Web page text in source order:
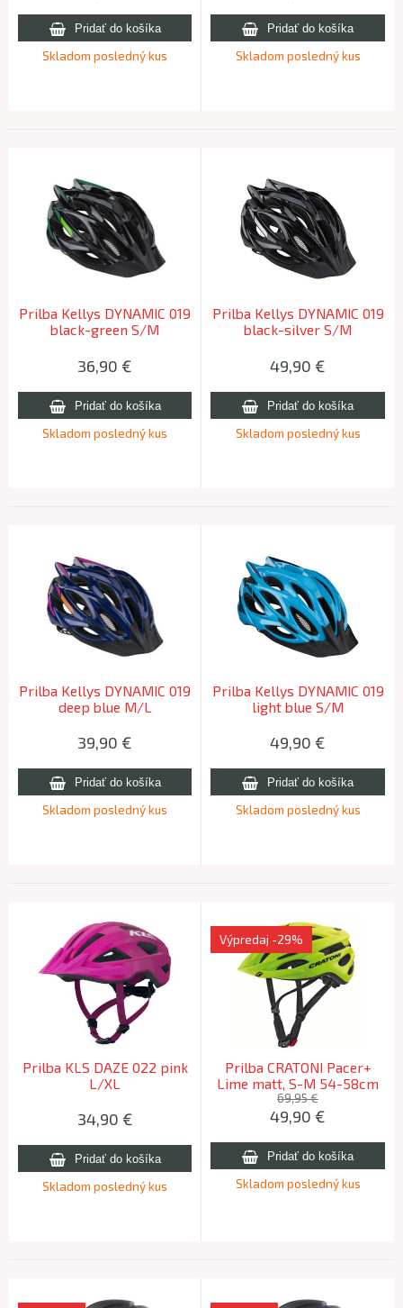
Skladom posledný kus Skladom posledný kus
Prilba Kellys DYNAMIC 019
black-green S/M
36,90 €
Skladom posledný kus
Prilba Kellys DYNAMIC 019
black-silver S/M
49,90 €
Skladom posledný kus
Prilba Kellys DYNAMIC 019
deep blue M/L
39,90 €
Skladom posledný kus
Prilba Kellys DYNAMIC 019
light blue S/M
49,90 €
Skladom posledný kus
Prilba KLS DAZE 022 pink
L/XL
34,90 €
Skladom posledný kus
Prilba CRATONI Pacer+
Lime matt, S-M 54-58cm
Výpredaj -29%
69,95 €
49,90 €
Skladom posledný kus